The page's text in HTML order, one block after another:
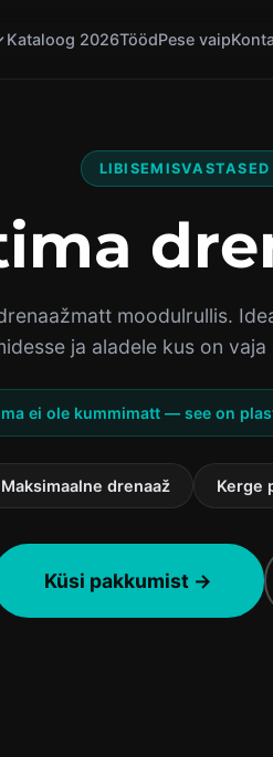
Kataloog 2026TöödPese vaip
moodulrullis.
ja aladele kus on
ei ole kummimatt — see on
Maksimaalne drenaaž Kerge
Küsi pakkumist →